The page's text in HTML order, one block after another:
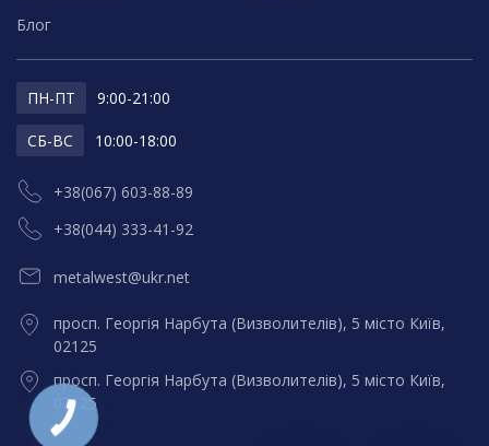
Блог
+38(067) 603-88-89
+38(044) 333-41-92
metalwest@ukr.net
ПН-ПТ 9:00-21:00
СБ-ВС 10:00-18:00
просп. Георгія Нарбута (Визволителів), 5 місто Київ,
02125
просп. Георгія Нарбута (Визволителів), 5 місто Київ,
02125
КНОПКА
ЗВ'ЯЗКУ